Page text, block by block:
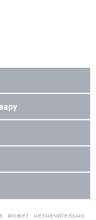
может незначительно